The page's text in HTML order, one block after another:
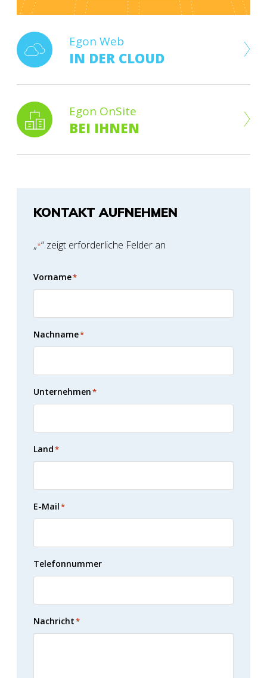
Egon Web
IN DER CLOUD
Egon OnSite
BEI IHNEN
KONTAKT AUFNEHMEN
„*“ zeigt erforderliche Felder an
Vorname*
Nachname*
Unternehmen*
Land*
E-Mail*
Telefonnummer
Nachricht*